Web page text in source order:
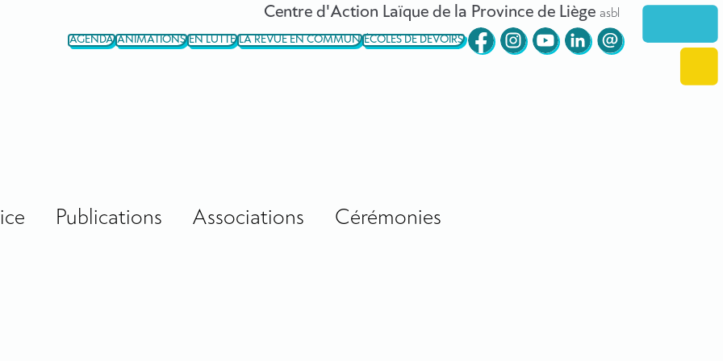
Centre d'Action Laïque de la Province de Liège asbl
AGENDA ANIMATIONS EN LUTTE LA REVUE EN COMMUN ÉCOLES DE DEVOIRS
Publications Associations Cérémonies